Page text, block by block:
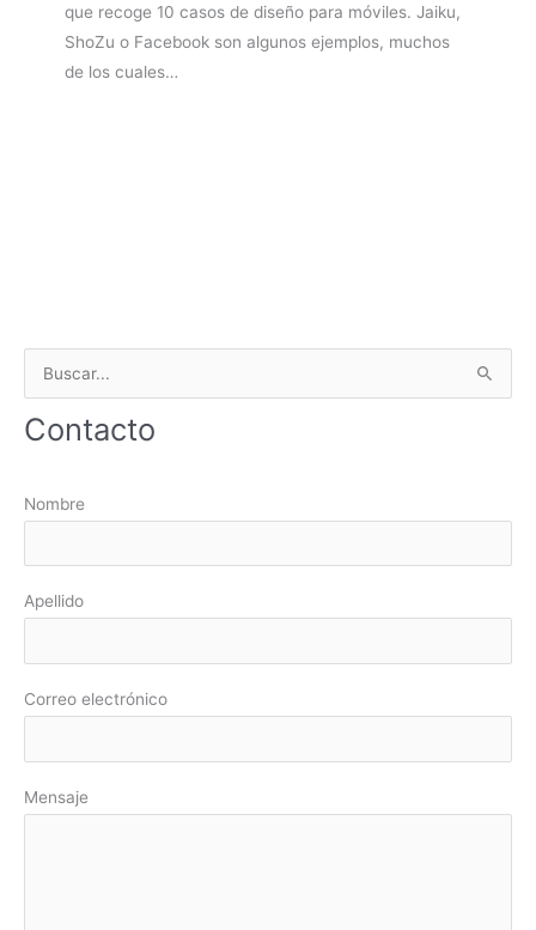
que recoge 10 casos de diseño para móviles. Jaiku,
ShoZu o Facebook son algunos ejemplos, muchos
de los cuales…
u
s
r
r
Contacto
Nombre
Apellido
Correo electrónico
Mensaje